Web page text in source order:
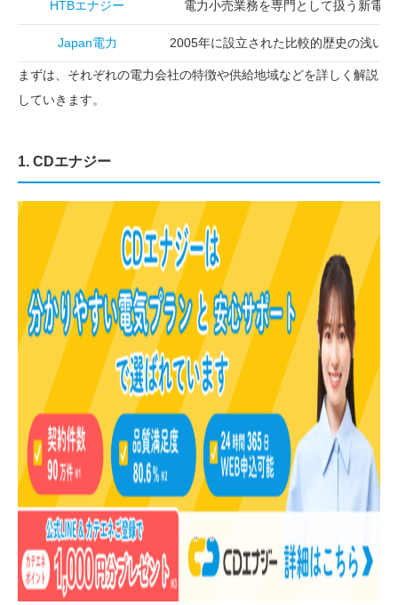
HTBエナジー 電力小売業務を専門として扱う新電力
Japan電力 2005年に設立された比較的歴史の浅い
まずは、それぞれの電力会社の特徴や供給地域などを詳しく解説
していきます。
1. CDエナジー